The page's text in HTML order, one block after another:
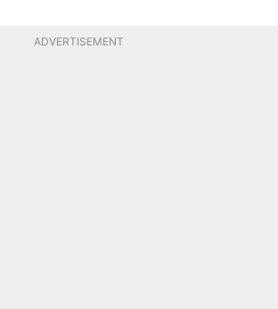
ADVERTISEMENT